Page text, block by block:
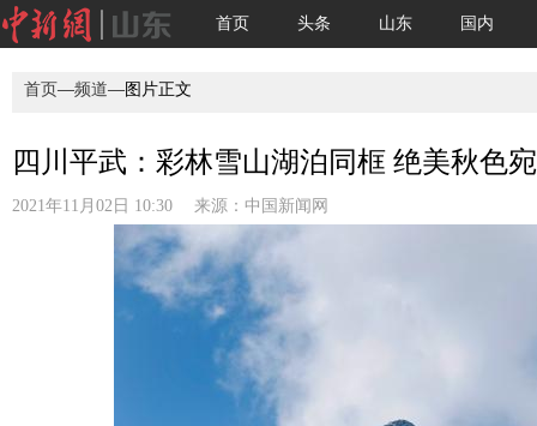
首页 头条 山东 国内
首页—频道—图片正文
四川平武：彩林雪山湖泊同框 绝美秋色
2021年11月02日 10:30 来源： 中国新闻网